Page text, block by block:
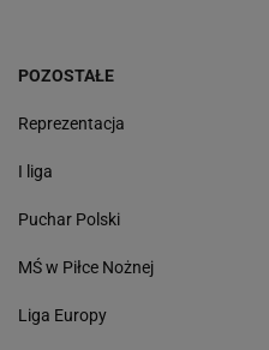
POZOSTAŁE
Reprezentacja
I liga
Puchar Polski
MŚ w Piłce Nożnej
Liga Europy